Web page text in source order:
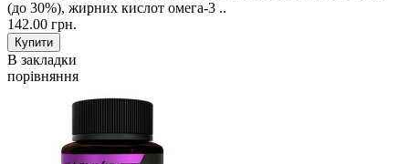
(до 30%), жирних кислот омега-3 ..
142.00 грн.
В закладки
порівняння